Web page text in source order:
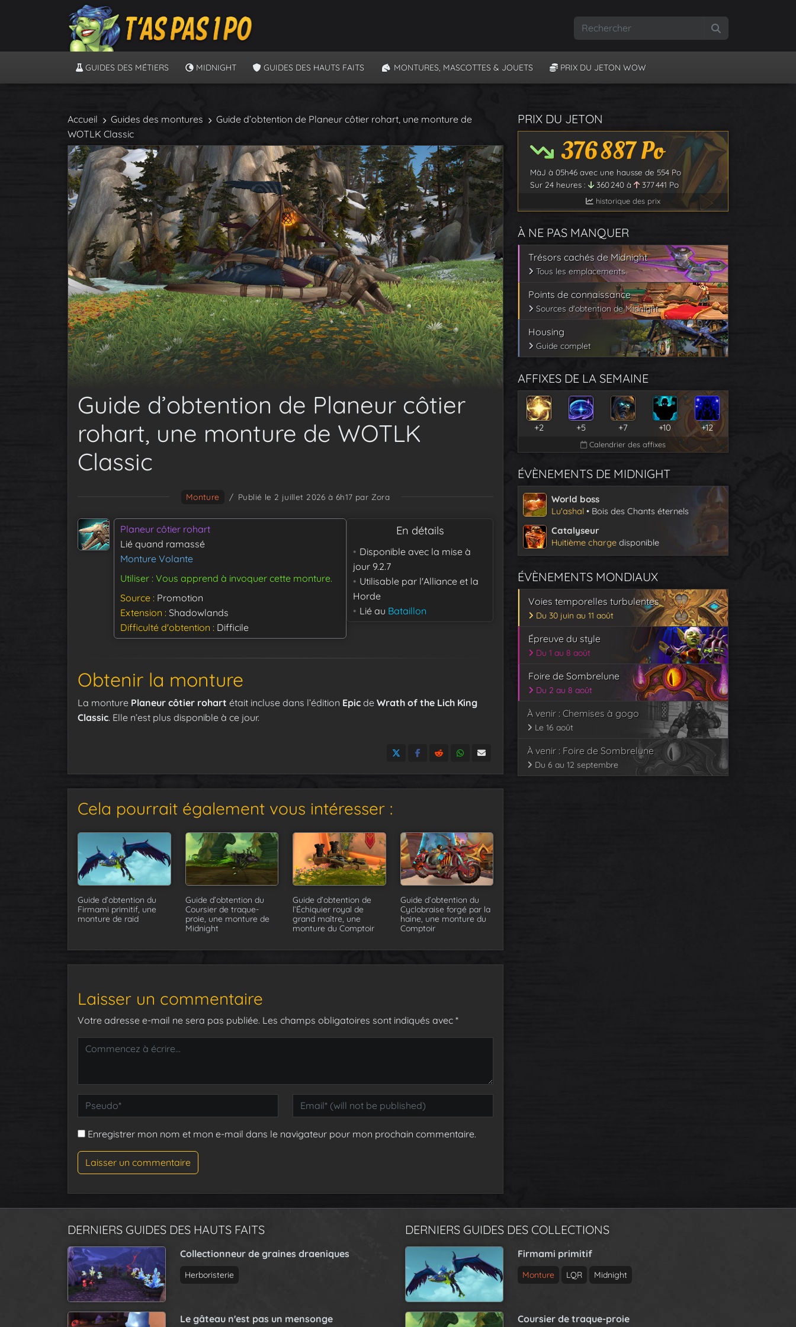
GUIDES DES MÉTIERS MIDNIGHT GUIDES DES HAUTS FAITS MONTURES, MASCOTTES & JOUETS PRIX DU JETON WOW
Accueil Guides des montures
Guide d’obtention de Planeur côtier rohart, une monture de
WOTLK Classic
Guide d’obtention de Planeur côtier
rohart, une monture de WOTLK
Classic
Monture / Publié le 2 juillet 2026 à 6h17 par Zora
Planeur côtier rohart
Lié quand ramassé
Monture Volante
Utiliser : Vous apprend à invoquer cette monture.
Source Promotion
Extension Shadowlands
Difficulté d'obtention
Difficile
En détails
Disponible avec la mise à
jour 9.2.7
Utilisable par l'Alliance et la
Horde
Lié au Bataillon
Obtenir la monture
La monture Planeur côtier rohart était incluse dans l’édition Epic de Wrath of the Lich King
Classic. Elle n’est plus disponible à ce jour.
Cela pourrait également vous intéresser :
Guide d’obtention du
Firmami primitif, une
monture de raid
Guide d’obtention du
Coursier de traque-
proie, une monture de
Midnight
Guide d’obtention de
l’Échiquier royal de
grand maître, une
monture du Comptoir
Guide d’obtention du
Cyclobraise forgé par la
haine, une monture du
Comptoir
Laisser un commentaire
Votre adresse e-mail ne sera pas publiée. Les champs obligatoires sont indiqués avec *
Enregistrer mon nom et mon e-mail dans le navigateur pour mon prochain commentaire.
PRIX DU JETON
376 887Po
MàJ à 05h46 avec une hausse de 554 Po
Sur 24 heures :
360 240 à 377 441 Po
historique des prix
À NE PAS MANQUER
Trésors cachés de Midnight
Tous les emplacements
Points de connaissance
Sources d'obtention de Midnight
Housing
Guide complet
AFFIXES DE LA SEMAINE
+2 +5 +7 +10 +12
Calendrier des affixes
ÉVÈNEMENTS DE MIDNIGHT
World boss
Lu'ashal • Bois des Chants éternels
Catalyseur
Huitième charge disponible
ÉVÈNEMENTS MONDIAUX
Voies temporelles turbulentes
Du 30 juin au 11 août
Épreuve du style
Du 1 au 8 août
Foire de Sombrelune
Du 2 au 8 août
À venir : Chemises à gogo
Le 16 août
À venir : Foire de Sombrelune
Du 6 au 12 septembre
DERNIERS GUIDES DES HAUTS FAITS
Collectionneur de graines draeniques
Herboristerie
Le gâteau n'est pas un mensonge
DERNIERS GUIDES DES COLLECTIONS
Firmami primitif
Monture LQR Midnight
Coursier de traque-proie